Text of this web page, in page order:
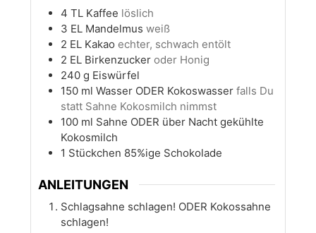
4 TL Kaffee löslich
3 EL Mandelmus weiß
2 EL Kakao echter, schwach entölt
2 EL Birkenzucker oder Honig
240 g Eiswürfel
150 ml Wasser ODER Kokoswasser falls Du
statt Sahne Kokosmilch nimmst
100 ml Sahne ODER über Nacht gekühlte
Kokosmilch
1 Stückchen 85%ige Schokolade
ANLEITUNGEN
Schlagsahne schlagen! ODER Kokossahne
schlagen!